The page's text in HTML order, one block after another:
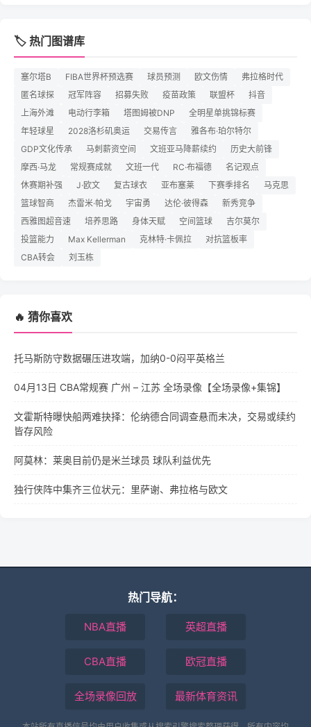
🏷️ 热门图谱库
塞尔塔B FIBA世界杯预选赛 球员预测 欧文伤情
弗拉格时代
匿名球探
冠军阵容 招募失败 疫苗政策 联盟杯
抖音
上海外滩
电动行李箱 塔图姆被DNP
全明星单挑锦标赛
年轻球星
2028洛杉矶奥运 交易传言
雅各布·珀尔特尔
GDP文化传承
马刺薪资空间 文班亚马降薪续约
历史大前锋
摩西·马龙
常规赛成就 文班一代 RC·布福德
名记观点
休赛期补强
J·欧文 复古球衣 亚布塞莱 下赛季排名
马克思
篮球智商
杰雷米·帕戈 宇宙勇 达伦·彼得森
新秀竞争
西雅图超音速
培养思路 身体天赋 空间篮球
吉尔莫尔
投篮能力
Max Kellerman 克林特·卡佩拉
对抗篮板率
CBA转会
刘玉栋
🔥 猜你喜欢
托马斯防守数据碾压进攻端，加纳0-0闷平英格兰
04月13日 CBA常规赛 广州 – 江苏 全场录像【全场录像+集锦】
文霍斯特曝快船两难抉择：伦纳德合同调查悬而未决，交易或续约
皆存风险
阿莫林：莱奥目前仍是米兰球员 球队利益优先
独行侠阵中集齐三位状元：里萨谢、弗拉格与欧文
热门导航：
NBA直播 英超直播
CBA直播 欧冠直播
全场录像回放 最新体育资讯